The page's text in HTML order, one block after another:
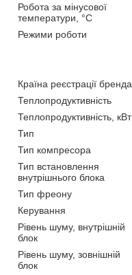
Робота за мінусової
температури, °C
Режими роботи
Країна реєстрації бренда
Теплопродуктивність
Теплопродуктивність, кВт
Тип
Тип компресора
Тип встановлення
внутрішнього блока
Тип фреону
Керування
Рівень шуму, внутрішній
блок
Рівень шуму, зовнішній
блок